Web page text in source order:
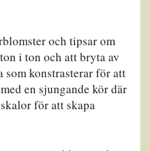
och tipsar om
i ton och att bryta av
som konstrasterar för att
en sjungande kör där
för att skapa